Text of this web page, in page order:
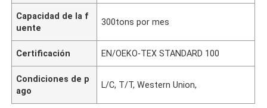
Capacidad de la f
uente
300tons por mes
Certificación EN/OEKO-TEX STANDARD 100
Condiciones de p
ago
L/C, T/T, Western Union,